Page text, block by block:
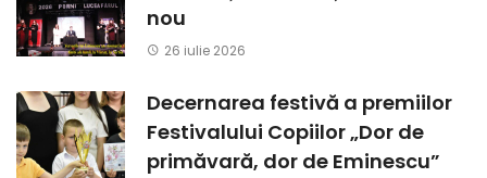
nou
26 iulie 2026
Decernarea festivă a premiilor
Festivalului Copiilor „Dor de
primăvară, dor de Eminescu”